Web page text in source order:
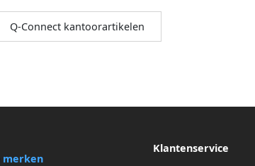
Q-Connect kantoorartikelen
merken
Klantenservice